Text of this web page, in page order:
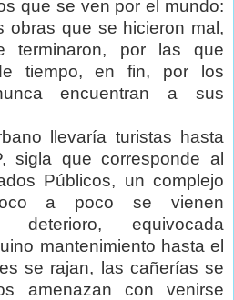
que se ven por el mundo:
obras que se hicieron mal,
por las que
tiempo, en fin, por los
encuentran a sus
llevaría turistas hasta
sigla que corresponde al
Públicos, un complejo
a poco se vienen
deterioro, equivocada
mantenimiento hasta el
se rajan, las cañerías se
amenazan con venirse